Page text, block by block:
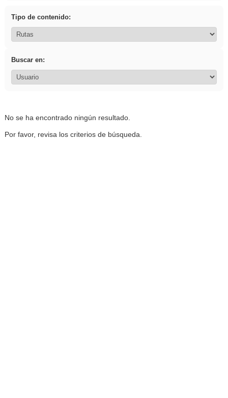
Tipo de contenido:
Buscar en:
No se ha encontrado ningún resultado.
Por favor, revisa los criterios de búsqueda.